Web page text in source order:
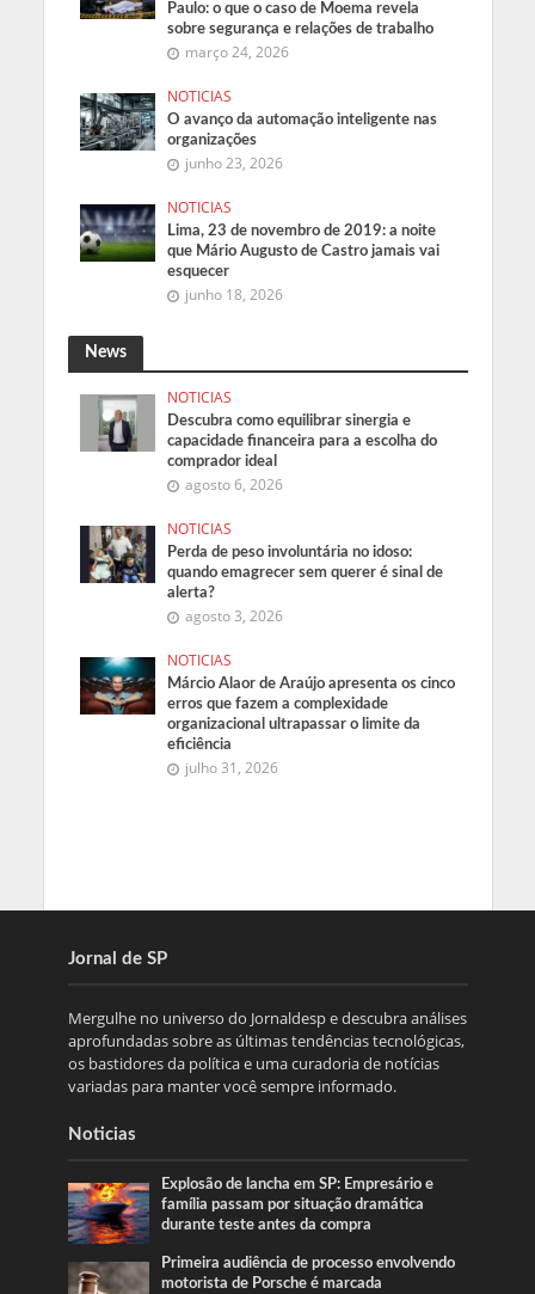
Paulo: o que o caso de Moema revela
sobre segurança e relações de trabalho
março 24, 2026
NOTICIAS
O avanço da automação inteligente nas
organizações
junho 23, 2026
NOTICIAS
Lima, 23 de novembro de 2019: a noite
que Mário Augusto de Castro jamais vai
esquecer
junho 18, 2026
News
NOTICIAS
Descubra como equilibrar sinergia e
capacidade financeira para a escolha do
comprador ideal
agosto 6, 2026
NOTICIAS
Perda de peso involuntária no idoso:
quando emagrecer sem querer é sinal de
alerta?
agosto 3, 2026
NOTICIAS
Márcio Alaor de Araújo apresenta os cinco
erros que fazem a complexidade
organizacional ultrapassar o limite da
eficiência
julho 31, 2026
Jornal de SP
Mergulhe no universo do Jornaldesp e descubra análises
aprofundadas sobre as últimas tendências tecnológicas,
os bastidores da política e uma curadoria de notícias
variadas para manter você sempre informado.
Noticias
Explosão de lancha em SP: Empresário e
família passam por situação dramática
durante teste antes da compra
Primeira audiência de processo envolvendo
motorista de Porsche é marcada